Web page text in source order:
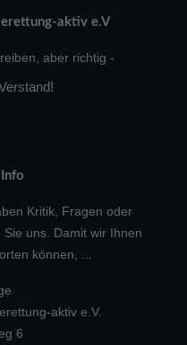
aktiv e.V
aber richtig -
Kritik, Fragen oder
uns. Damit wir Ihnen
können, ...
aktiv e.V.
6